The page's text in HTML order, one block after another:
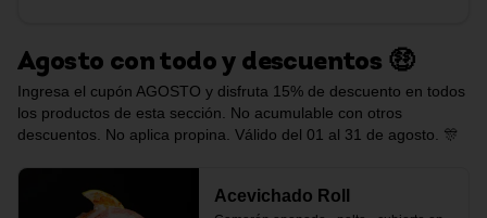
Agosto con todo y descuentos 🤑
Ingresa el cupón AGOSTO y disfruta 15% de descuento en todos
los productos de esta sección. No acumulable con otros
descuentos. No aplica propina. Válido del 01 al 31 de agosto. 🎊
Acevichado Roll